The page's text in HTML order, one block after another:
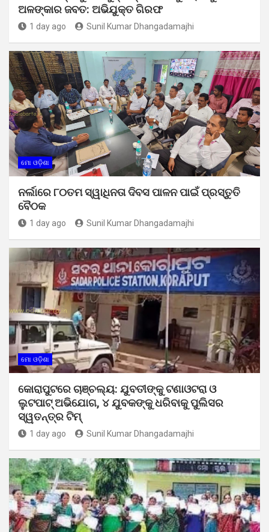
ଅଳଙ୍କାର ଜବତ: ଅଭିଯୁକ୍ତ ଗିରଫ
1 day ago Sunil Kumar Dhangadamajhi
ମୋ ଓଡ଼ିଶା
ନର୍ଲାରେ ୮୦ତମ ସ୍ୱାଧିନତା ଦିବସ ପାଳନ ପାଇଁ ପ୍ରସ୍ତୁତି
ବୈଠକ
1 day ago Sunil Kumar Dhangadamajhi
ମୋ ଓଡ଼ିଶା
କୋରାପୁଟରେ ଚାଞ୍ଚଲ୍ୟ: ଯୁବତୀଙ୍କୁ ଟଣାଓଟରା ଓ
ଲୁଟପାଟ୍ ଅଭିଯୋଗ, ୪ ଯୁବକଙ୍କୁ ଧରିବାକୁ ପୁଲିସର
ସ୍ୱତନ୍ତ୍ର ଟିମ୍
1 day ago Sunil Kumar Dhangadamajhi